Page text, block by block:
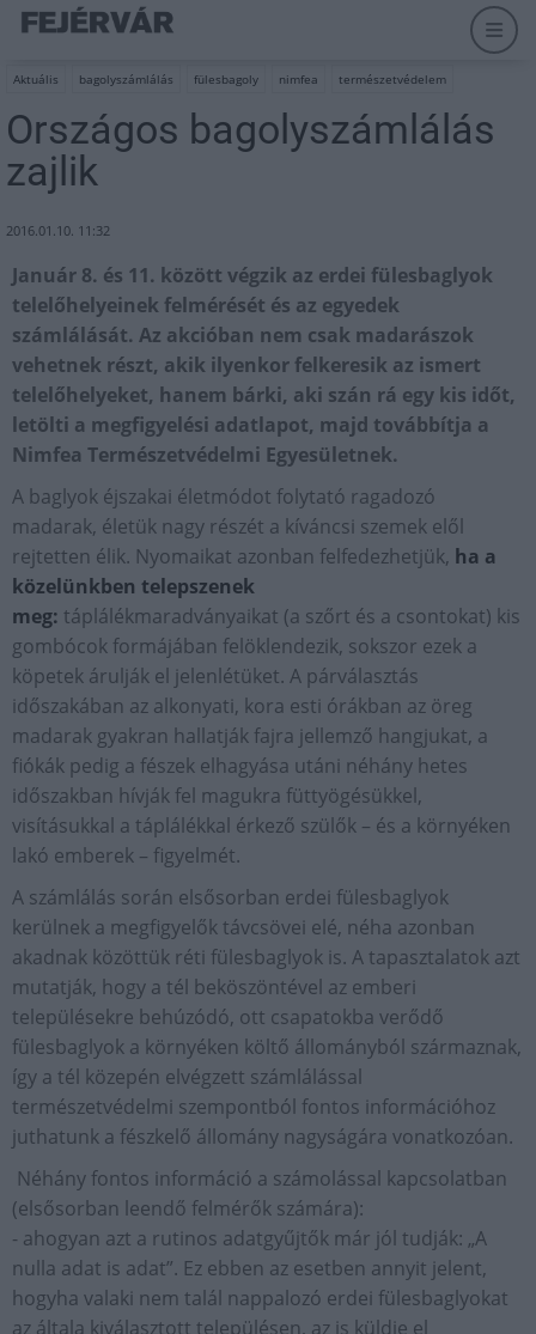
Aktuális bagolyszámlálás fülesbagoly nimfea természetvédelem
Országos bagolyszámlálás
zajlik
2016.01.10. 11:32
Január 8. és 11. között végzik az erdei fülesbaglyok
telelőhelyeinek felmérését és az egyedek
számlálását. Az akcióban nem csak madarászok
vehetnek részt, akik ilyenkor felkeresik az ismert
telelőhelyeket, hanem bárki, aki szán rá egy kis időt,
letölti a megfigyelési adatlapot, majd továbbítja a
Nimfea Természetvédelmi Egyesületnek.
A baglyok éjszakai életmódot folytató ragadozó
madarak, életük nagy részét a kíváncsi szemek elől
rejtetten élik. Nyomaikat azonban felfedezhetjük, ha a
közelünkben telepszenek
meg: táplálékmaradványaikat (a szőrt és a csontokat) kis
gombócok formájában felöklendezik, sokszor ezek a
köpetek árulják el jelenlétüket. A párválasztás
időszakában az alkonyati, kora esti órákban az öreg
madarak gyakran hallatják fajra jellemző hangjukat, a
fiókák pedig a fészek elhagyása utáni néhány hetes
időszakban hívják fel magukra füttyögésükkel,
visításukkal a táplálékkal érkező szülők – és a környéken
lakó emberek – figyelmét.
A számlálás során elsősorban erdei fülesbaglyok
kerülnek a megfigyelők távcsövei elé, néha azonban
akadnak közöttük réti fülesbaglyok is. A tapasztalatok azt
mutatják, hogy a tél beköszöntével az emberi
településekre behúzódó, ott csapatokba verődő
fülesbaglyok a környéken költő állományból származnak,
így a tél közepén elvégzett számlálással
természetvédelmi szempontból fontos információhoz
juthatunk a fészkelő állomány nagyságára vonatkozóan.
Néhány fontos információ a számolással kapcsolatban
(elsősorban leendő felmérők számára):
- ahogyan azt a rutinos adatgyűjtők már jól tudják: „A
nulla adat is adat”. Ez ebben az esetben annyit jelent,
hogyha valaki nem talál nappalozó erdei fülesbaglyokat
az általa kiválasztott településen, az is küldje el